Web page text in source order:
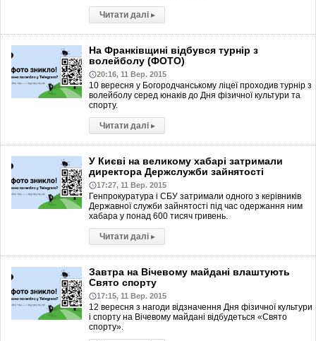
Читати далі ▸
На Франківщині відбувся турнір з
волейболу (ФОТО)
20:16, 11 Вер. 2015
10 вересня у Богородчанському ліцеї проходив турнір з
волейболу серед юнаків до Дня фізичної культури та
спорту.
Читати далі ▸
У Києві на великому хабарі затримали
директора Держслужби зайнятості
17:27, 11 Вер. 2015
Генпрокуратура і СБУ затримали одного з керівників
Державної служби зайнятості під час одержання ним
хабара у понад 600 тисяч гривень.
Читати далі ▸
Завтра на Вічевому майдані влаштують
Свято спорту
17:15, 11 Вер. 2015
12 вересня з нагоди відзначення Дня фізичної культури
і спорту на Вічевому майдані відбудеться «Свято
спорту».